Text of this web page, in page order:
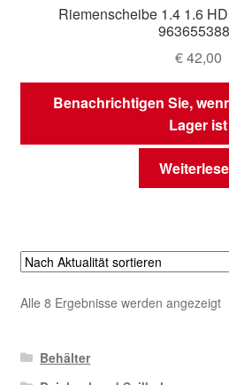
Riemenscheibe 1.4 1.6
€42,00
Benachrichtigen Sie,
Lager ist
Alle 8 Ergebnisse werden angezeigt
Behälter